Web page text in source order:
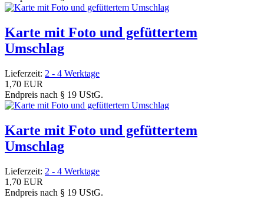
Karte mit Foto und gefüttertem
Umschlag
Lieferzeit: 2 - 4 Werktage
1,70 EUR
Endpreis nach § 19 UStG.
Karte mit Foto und gefüttertem
Umschlag
Lieferzeit: 2 - 4 Werktage
1,70 EUR
Endpreis nach § 19 UStG.